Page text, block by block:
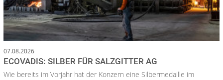
07.08.2026
ECOVADIS: SILBER FÜR SALZGITTER AG
Wie bereits im Vorjahr hat der Konzern eine Silbermedaille im